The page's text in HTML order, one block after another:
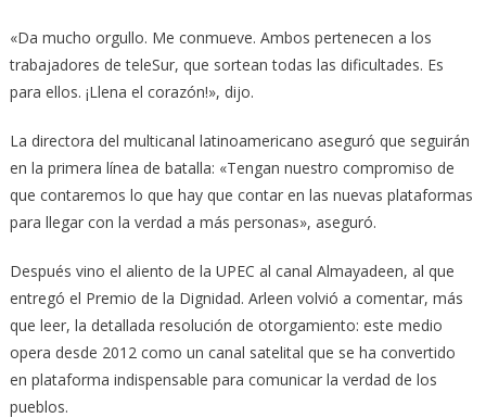
«Da mucho orgullo. Me conmueve. Ambos pertenecen a los
trabajadores de teleSur, que sortean todas las dificultades. Es
para ellos. ¡Llena el corazón!», dijo.
La directora del multicanal latinoamericano aseguró que seguirán
en la primera línea de batalla: «Tengan nuestro compromiso de
que contaremos lo que hay que contar en las nuevas plataformas
para llegar con la verdad a más personas», aseguró.
Después vino el aliento de la UPEC al canal Almayadeen, al que
entregó el Premio de la Dignidad. Arleen volvió a comentar, más
que leer, la detallada resolución de otorgamiento: este medio
opera desde 2012 como un canal satelital que se ha convertido
en plataforma indispensable para comunicar la verdad de los
pueblos.